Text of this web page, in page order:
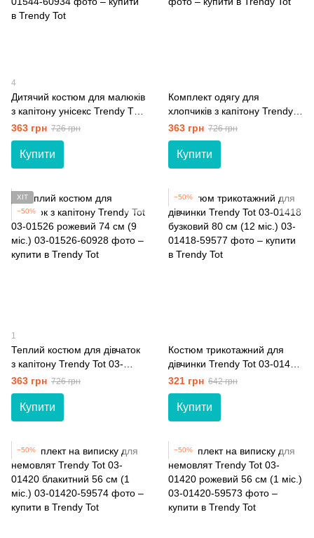
4
Дитячий костюм для малюків
з капітону унісекс Trendy Tot
03-01544 молочний 74 см (9
мiс.)
363 грн 726 грн
Купити
Комплект одягу для
хлопчиків з капітону Trendy
Tot 03-01538 блакитний 74
см (9 мiс.)
363 грн 726 грн
Купити
ХІТ
−50%
1
Теплий костюм для дівчаток
з капітону Trendy Tot 03-
01526 рожевий 74 см (9 мiс.)
363 грн 726 грн
Купити
−50%
Костюм трикотажний для
дівчинки Trendy Tot 03-01418
бузковий 80 см (12 мiс.)
321 грн 642 грн
Купити
−50% −50%